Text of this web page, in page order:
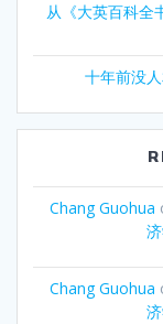
从《大英百科全
十年前没
Chang Guohua
Chang Guohua